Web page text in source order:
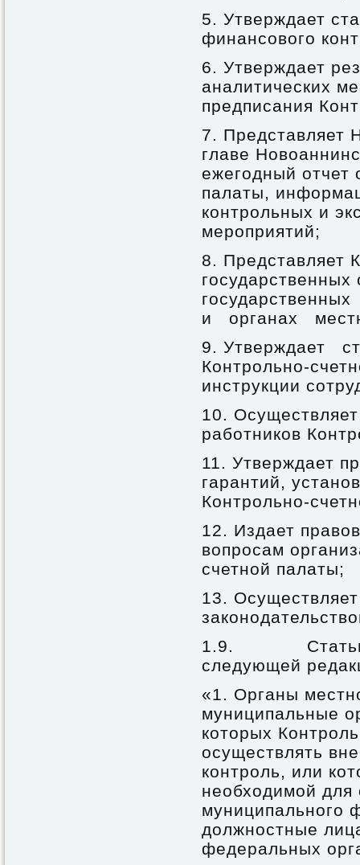
5. Утверждает
финансового
6. Утверждает
аналитических
предписания
7. Представляет
главе
ежегодный отчет
палаты,
контрольных и
мероприятий;
8. Представляет
и органах
9. Утверждает
Контрольно-
инструкции
10.
работников
11. Утверждает
гарантий,
Контрольно-
12. Издает
вопросам
счетной палаты;
13.
1.9. Статью
следующей
«1. Органы
муниципальные
которых
осуществлять
контроль, или
необходимой для
муниципального
должностные
федеральных